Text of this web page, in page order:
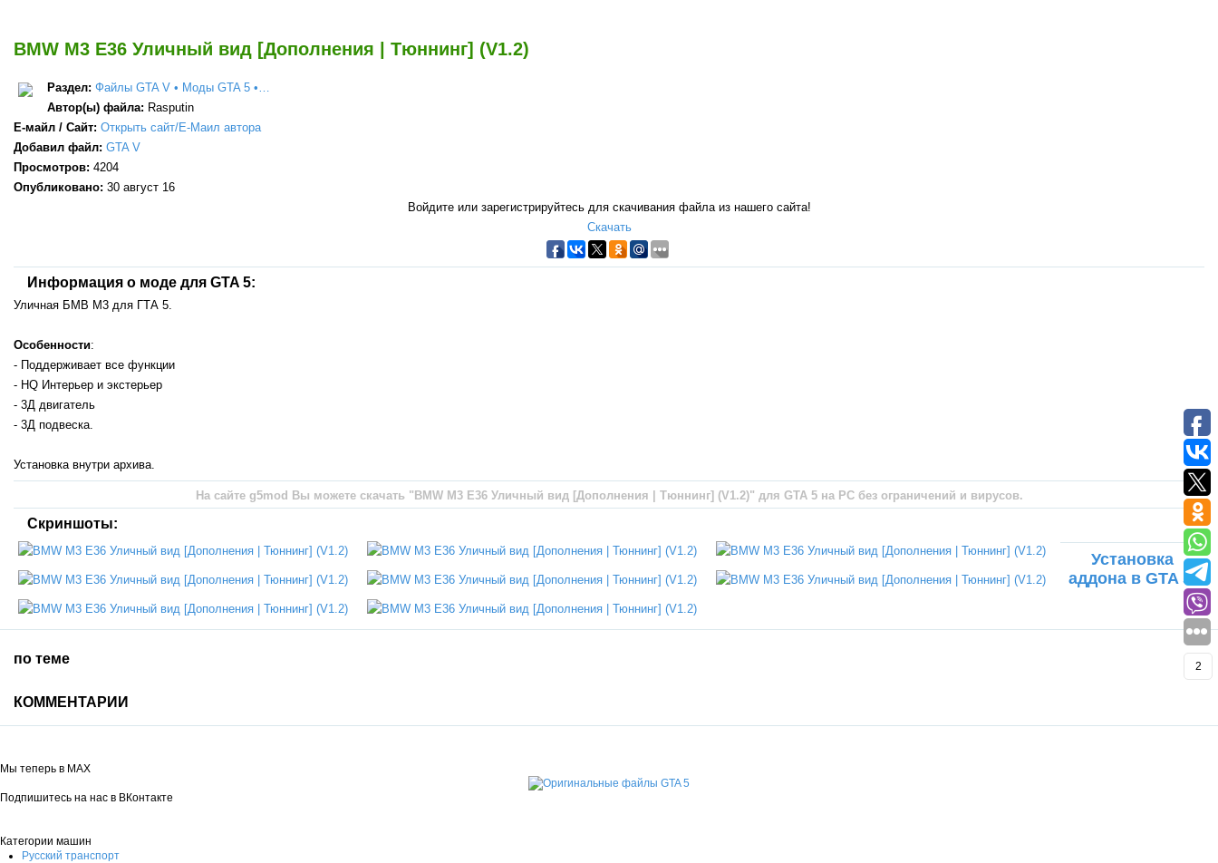
BMW M3 E36 Уличный вид [Дополнения | Тюннинг] (V1.2)
Раздел: Файлы GTA V • Моды GTA 5 •…
Автор(ы) файла: Rasputin
Е-майл / Сайт: Открыть сайт/Е-Маил автора
Добавил файл: GTA V
Просмотров: 4204
Опубликовано: 30 август 16
Войдите или зарегистрируйтесь для скачивания файла из нашего сайта!
Скачать
Информация о моде для GTA 5:
Уличная БМВ М3 для ГТА 5.
Особенности:
- Поддерживает все функции
- HQ Интерьер и экстерьер
- 3Д двигатель
- 3Д подвеска.
Установка внутри архива.
На сайте g5mod Вы можете скачать "BMW M3 E36 Уличный вид [Дополнения | Тюннинг] (V1.2)" для GTA 5 на PC без ограничений и вирусов.
Скриншоты:
Установка
аддона в GTA 5.
по теме
КОММЕНТАРИИ
Мы теперь в MAX
Подпишитесь на нас в ВКонтакте
Категории машин
Русский транспорт
2